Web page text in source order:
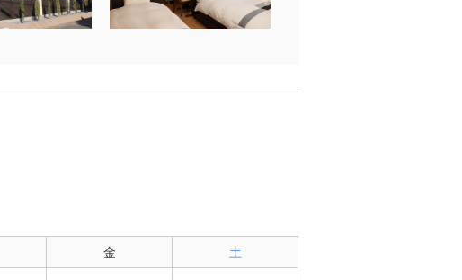
金 土